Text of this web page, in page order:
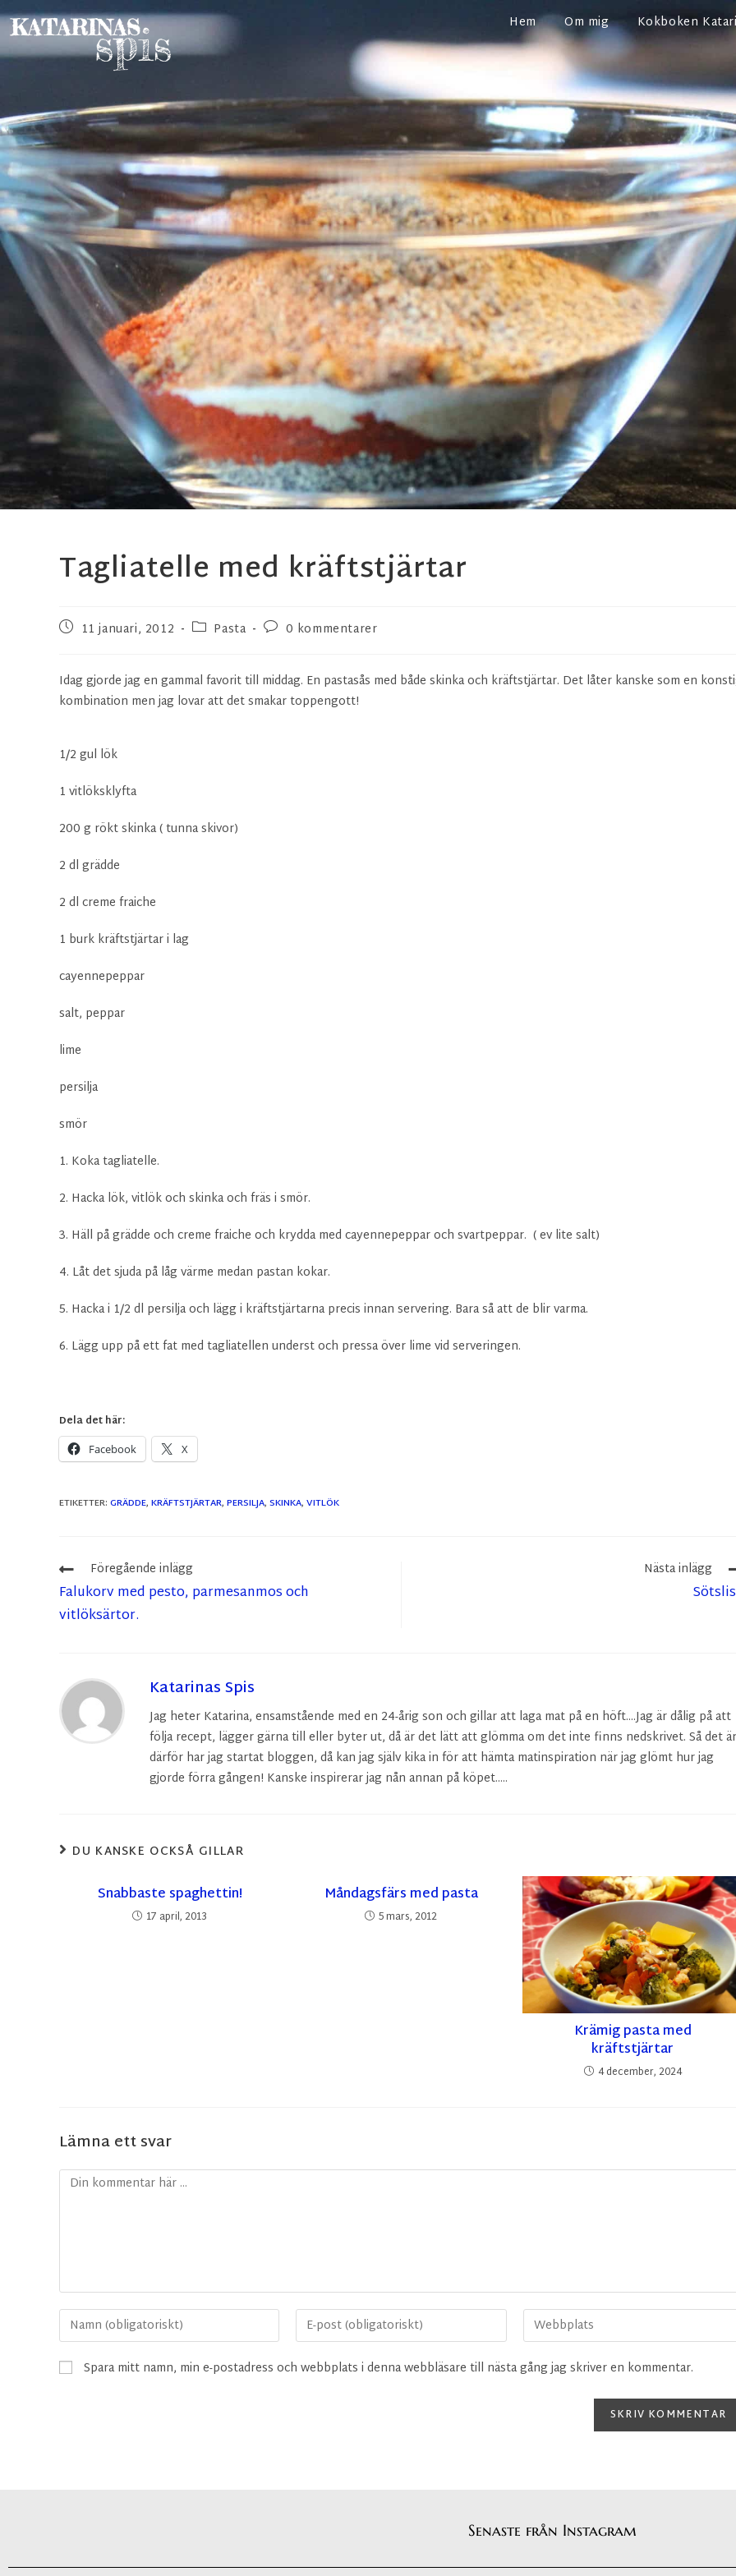
Hem Om mig Kokboken
Tagliatelle med kräftstjärtar
11 januari, 2012 Pasta 0 kommentarer
Idag gjorde jag en gammal favorit till middag. En pastasås med både skinka och kräftstjärtar. Det låter kanske som en
kombination men jag lovar att det smakar toppengott!
1/2 gul lök
1 vitlöksklyfta
200 g rökt skinka ( tunna skivor)
2 dl grädde
2 dl creme fraiche
1 burk kräftstjärtar i lag
cayennepeppar
salt, peppar
lime
persilja
smör
1. Koka tagliatelle.
2. Hacka lök, vitlök och skinka och fräs i smör.
3. Häll på grädde och creme fraiche och krydda med cayennepeppar och svartpeppar. ( ev lite salt)
4. Låt det sjuda på låg värme medan pastan kokar.
5. Hacka i 1/2 dl persilja och lägg i kräftstjärtarna precis innan servering. Bara så att de blir varma.
6. Lägg upp på ett fat med tagliatellen underst och pressa över lime vid serveringen.
Dela det här:
Facebook X
ETIKETTER: GRÄDDE, KRÄFTSTJÄRTAR, PERSILJA, SKINKA, VITLÖK
Föregående inlägg
Falukorv med pesto, parmesanmos och
vitlöksärtor.
Nästa inlägg
Katarinas Spis
Jag heter Katarina, ensamstående med en 24-årig son och gillar att laga mat på en höft....Jag är dålig på att
följa recept, lägger gärna till eller byter ut, då är det lätt att glömma om det inte finns nedskrivet. Så det är
därför har jag startat bloggen, då kan jag själv kika in för att hämta matinspiration när jag glömt hur jag
gjorde förra gången! Kanske inspirerar jag nån annan på köpet.....
DU KANSKE OCKSÅ GILLAR
Snabbaste spaghettin!
17 april, 2013
Måndagsfärs med pasta
5 mars, 2012
Krämig pasta med
kräftstjärtar
4 december, 2024
Lämna ett svar
Spara mitt namn, min e-postadress och webbplats i denna webbläsare till nästa gång jag skriver en kommentar.
Senaste från Instagram